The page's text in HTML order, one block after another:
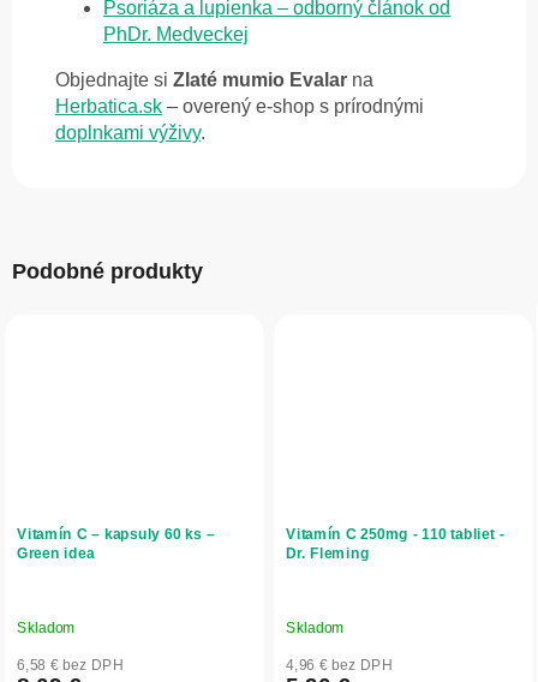
Psoriáza a lupienka – odborný článok od
PhDr. Medveckej
Objednajte si Zlaté mumio Evalar na
Herbatica.sk – overený e-shop s prírodnými
doplnkami výživy.
Podobné produkty
Vitamín C – kapsuly 60 ks –
Green idea
Skladom
6,58 € bez DPH
Vitamín C 250mg - 110 tabliet -
Dr. Fleming
Skladom
4,96 € bez DPH